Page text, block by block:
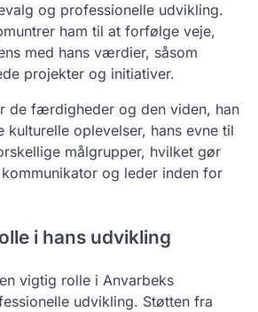
og professionelle udvikling.
ham til at forfølge veje,
med hans værdier, såsom
projekter og initiativer.
de færdigheder og den viden, han
kulturelle oplevelser, hans evne til
målgrupper, hvilket gør
og leder inden for
i hans udvikling
vigtig rolle i Anvarbeks
udvikling. Støtten fra